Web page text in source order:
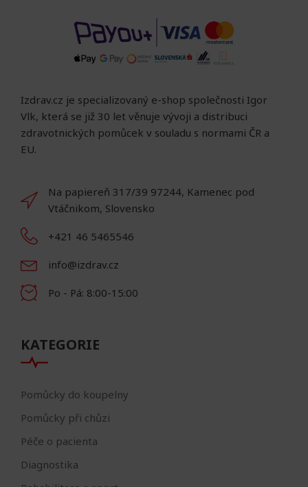
Izdrav.cz je specializovaný e-shop společnosti Igor
Vlk, která se již 30 let věnuje vývoji a distribuci
zdravotnických pomůcek v souladu s normami ČR a
EU.
Na papiereň 317/39 97244, Kamenec pod
Vtáčnikom, Slovensko
+421 46 5465546
info@izdrav.cz
Po - Pá: 8:00-15:00
KATEGORIE
Pomůcky do koupelny
Pomůcky při chůzi
Péče o pacienta
Diagnostika